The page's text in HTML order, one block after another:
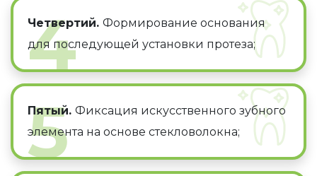
4
Четвертий. Формирование основания
для последующей установки протеза;
5
Пятый. Фиксация искусственного зубного
элемента на основе стекловолокна;